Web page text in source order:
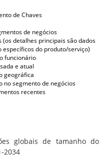
de Chaves
de negócios
(os detalhes principais são dados
específicos do produto/serviço)
funcionário
e atual
geográfica
no segmento de negócios
recentes
globais de tamanho do
2034